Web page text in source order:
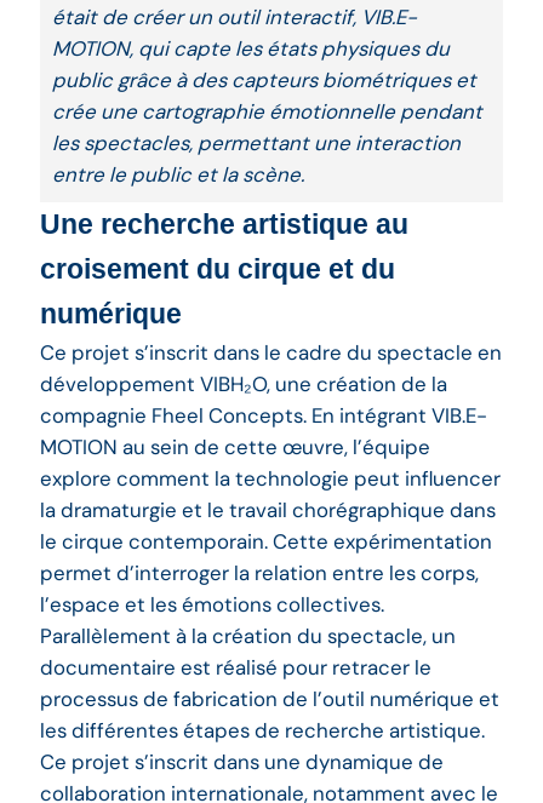
était de créer un outil interactif, VIB.E-
MOTION, qui capte les états physiques du
public grâce à des capteurs biométriques et
crée une cartographie émotionnelle pendant
les spectacles, permettant une interaction
entre le public et la scène.
Une recherche artistique au
croisement du cirque et du
numérique
Ce projet s’inscrit dans le cadre du spectacle en
développement VIBH₂O, une création de la
compagnie Fheel Concepts. En intégrant VIB.E-
MOTION au sein de cette œuvre, l’équipe
explore comment la technologie peut influencer
la dramaturgie et le travail chorégraphique dans
le cirque contemporain. Cette expérimentation
permet d’interroger la relation entre les corps,
l’espace et les émotions collectives.
Parallèlement à la création du spectacle, un
documentaire est réalisé pour retracer le
processus de fabrication de l’outil numérique et
les différentes étapes de recherche artistique.
Ce projet s’inscrit dans une dynamique de
collaboration internationale, notamment avec le